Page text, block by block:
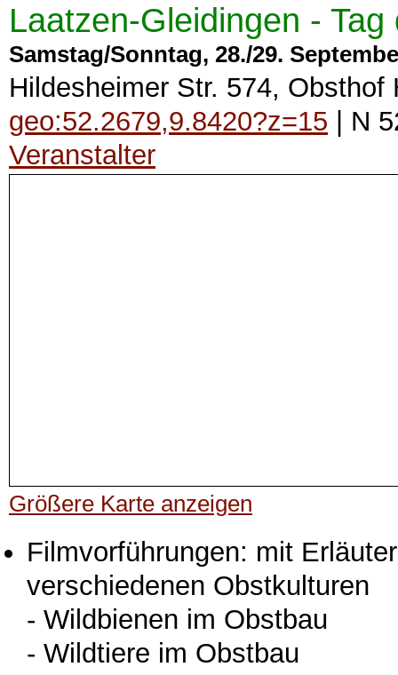
Laatzen-Gleidingen -
Samstag/Sonntag, 28./29.
Hildesheimer Str. 574, Obsthof
geo:52.2679,9.8420?z=15 | N
Veranstalter
Größere Karte anzeigen
Filmvorführungen: mit
verschiedenen Obstkulturen
- Wildbienen im Obstbau
- Wildtiere im Obstbau